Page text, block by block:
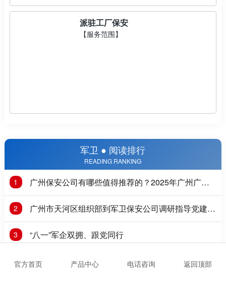
派驻工厂保安
【服务范围】
军卫 ● 阅读排行
READING RANKING
1
广州保安公司有哪些值得推荐的？2025年广州广州
2
广州市天河区组织部到军卫保安公司调研指导党建工
3 “八一”军企双拥、跟党同行
4 工业园门卫保安外包收费多少
官方首页 产品中心 电话咨询 返回顶部